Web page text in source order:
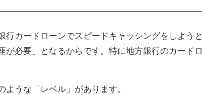
行カードローンでスピードキャッシングをしようと
が必要」となるからです。特に地方銀行のカードロ
うな「レベル」があります。